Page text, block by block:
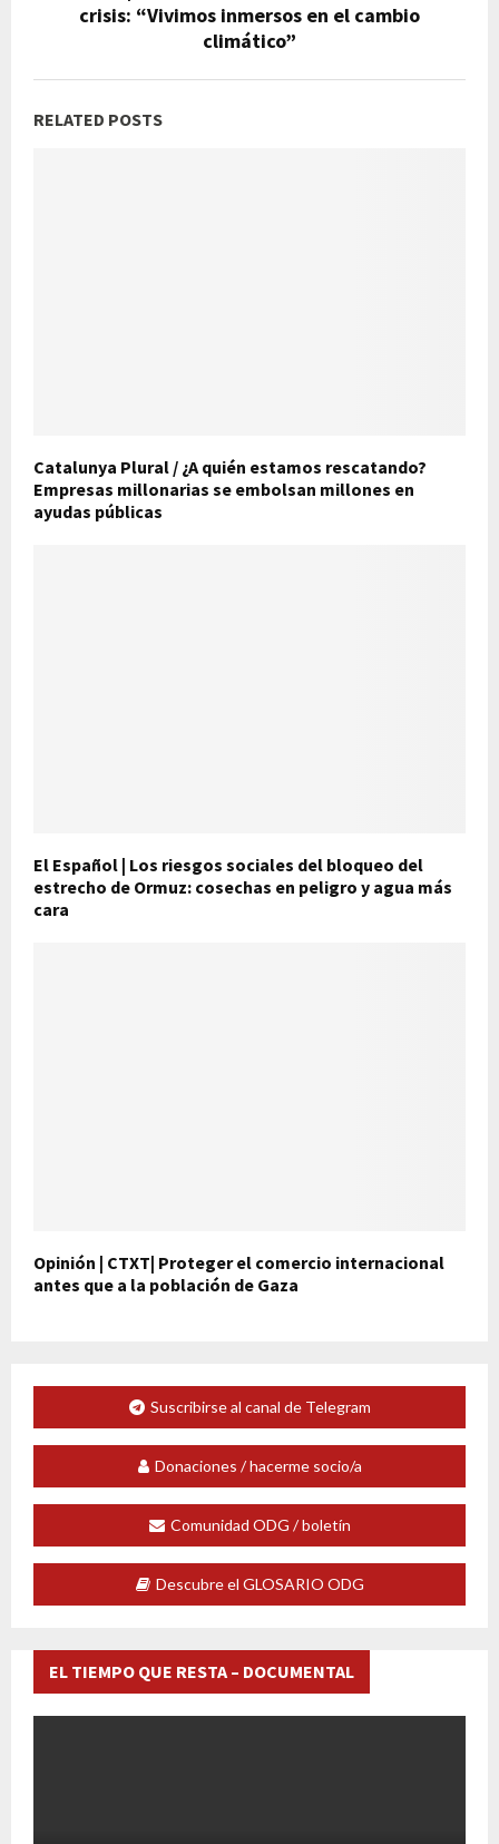
crisis: “Vivimos inmersos en el cambio
climático”
RELATED POSTS
Catalunya Plural / ¿A quién estamos rescatando?
Empresas millonarias se embolsan millones en
ayudas públicas
El Español | Los riesgos sociales del bloqueo del
estrecho de Ormuz: cosechas en peligro y agua más
cara
Opinión | CTXT| Proteger el comercio internacional
antes que a la población de Gaza
Suscribirse al canal de Telegram
Donaciones / hacerme socio/a
Comunidad ODG / boletín
Descubre el GLOSARIO ODG
EL TIEMPO QUE RESTA – DOCUMENTAL